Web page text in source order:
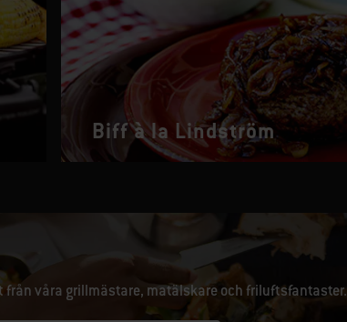
Biff à la Lindström
från våra grillmästare, matälskare och friluftsfantaster.